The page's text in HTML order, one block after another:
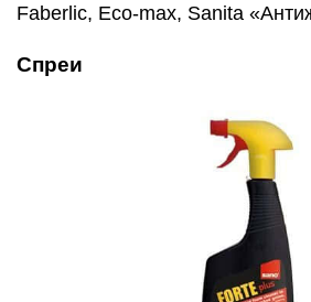
Faberlic, Eco-max, Sanita
Спреи